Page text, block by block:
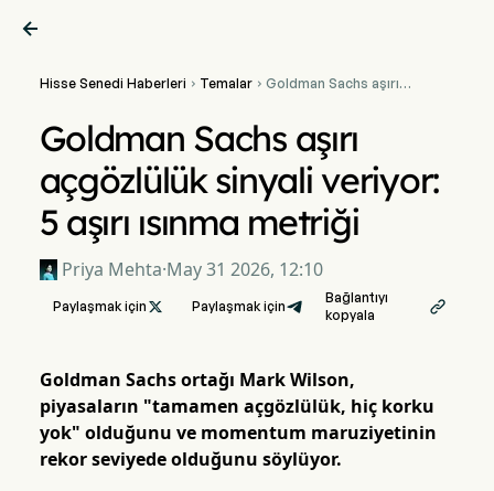

Hisse Senedi Haberleri  Temalar Goldman Sachs aşırı
Goldman Sachs aşırı
açgözlülük sinyali veriyor:
5 aşırı ısınma metriği
Priya Mehta·May 31 2026, 12:10
Paylaşmak için  Paylaşmak için
Bağlantıyı
kopyala

Goldman Sachs ortağı Mark Wilson,
piyasaların "tamamen açgözlülük, hiç korku
yok" olduğunu ve momentum maruziyetinin
rekor seviyede olduğunu söylüyor.